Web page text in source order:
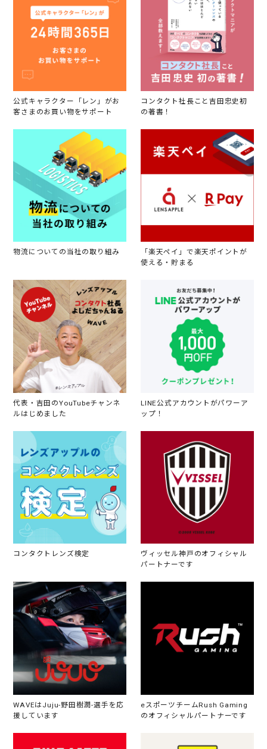
公式キャラクター「レン」がお
客さまのお買い物をサポート
コンタクト社長こと吉田忠史初
の著書！
物流についての当社の取り組み
「楽天ペイ」で楽天ポイントが
使える・貯まる
代表・吉田のYouTubeチャンネ
ルはじめました
LINE公式アカウントがパワーア
ップ！
コンタクトレンズ検定
ヴィッセル神戸のオフィシャル
パートナーです
WAVEはJuju-野田樹潤-選手を応
援しています
eスポーツチームRush Gaming
のオフィシャルパートナーです